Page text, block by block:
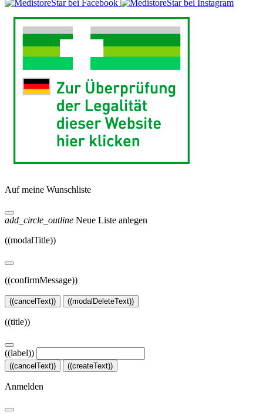
Auf meine Wunschliste
add_circle_outline Neue Liste anlegen
((modalTitle))
((confirmMessage))
((cancelText)) ((modalDeleteText))
((title))
((label))
((cancelText)) ((createText))
Anmelden